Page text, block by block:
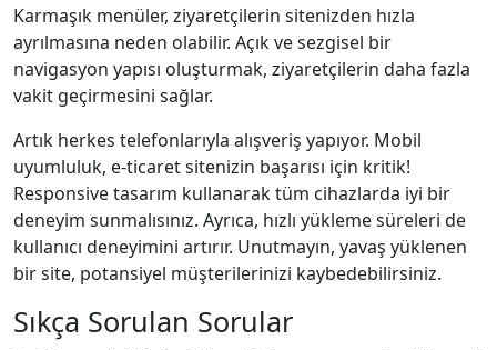
Karmaşık menüler, ziyaretçilerin sitenizden hızla
ayrılmasına neden olabilir. Açık ve sezgisel bir
navigasyon yapısı oluşturmak, ziyaretçilerin daha fazla
vakit geçirmesini sağlar.
Artık herkes telefonlarıyla alışveriş yapıyor. Mobil
uyumluluk, e-ticaret sitenizin başarısı için kritik!
Responsive tasarım kullanarak tüm cihazlarda iyi bir
deneyim sunmalısınız. Ayrıca, hızlı yükleme süreleri de
kullanıcı deneyimini artırır. Unutmayın, yavaş yüklenen
bir site, potansiyel müşterilerinizi kaybedebilirsiniz.
Sıkça Sorulan Sorular